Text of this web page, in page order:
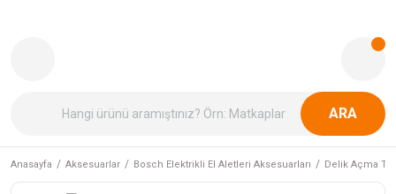
ARA
Anasayfa Aksesuarlar Bosch Elektrikli El Aletleri Aksesuarları Delik Açma